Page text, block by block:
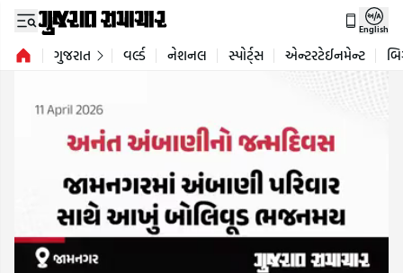
English
ગુજરાત વર્લ્ડ નેશનલ સ્પોર્ટ્સ એન્ટરટેઈનમેન્ટ